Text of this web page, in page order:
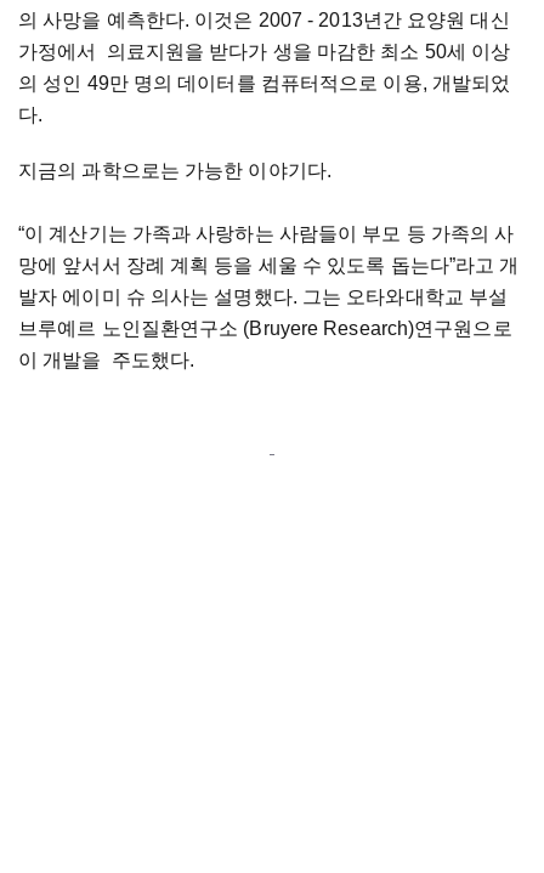
의 사망을 예측한다. 이것은 2007 - 2013년간 요양원 대신
가정에서 의료지원을 받다가 생을 마감한 최소 50세 이상
의 성인 49만 명의 데이터를 컴퓨터적으로 이용, 개발되었
다.
지금의 과학으로는 가능한 이야기다.
“이 계산기는 가족과 사랑하는 사람들이 부모 등 가족의 사
망에 앞서서 장례 계획 등을 세울 수 있도록 돕는다”라고 개
발자 에이미 슈 의사는 설명했다. 그는 오타와대학교 부설
브루예르 노인질환연구소 (Bruyere Research)연구원으로
이 개발을 주도했다.